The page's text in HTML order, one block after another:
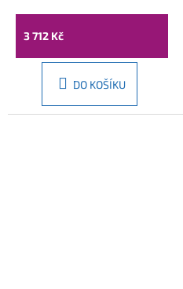
30x30cm, chromová,
ERG-YKA-BP.GOBA-
3 712 Kč
DO KOŠÍKU